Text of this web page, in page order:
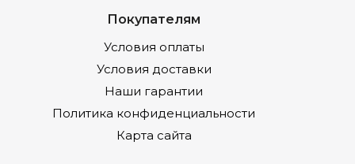
Покупателям
Условия оплаты
Условия доставки
Наши гарантии
Политика конфиденциальности
Карта сайта